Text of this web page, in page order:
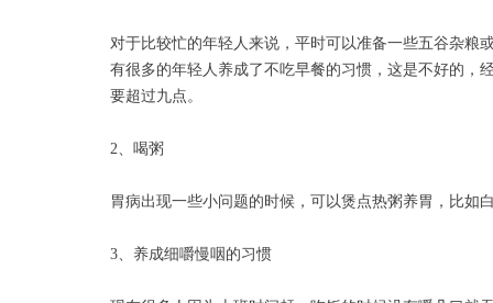
对于比较忙的年轻人来说，平时可以准备一些五谷杂粮
有很多的年轻人养成了不吃早餐的习惯，这是不好的，
要超过九点。
2、喝粥
胃病出现一些小问题的时候，可以煲点热粥养胃，比如
3、养成细嚼慢咽的习惯